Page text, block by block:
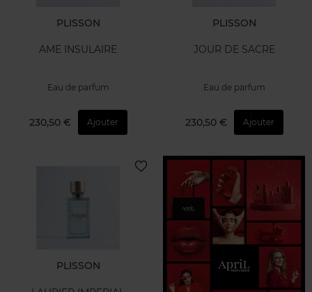
PLISSON
AME INSULAIRE
Eau de parfum
230,50 € Ajouter
PLISSON
JOUR DE SACRE
Eau de parfum
230,50 € Ajouter
PLISSON